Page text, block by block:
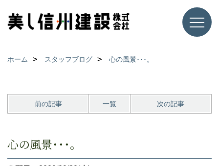
ホーム スタッフブログ 心の風景･･･。
前の記事 一覧 次の記事
心の風景･･･。